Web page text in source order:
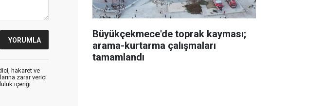
hakaret ve
zarar verici
içeriği
Büyükçekmece'de toprak kayması;
arama-kurtarma çalışmaları
tamamlandı